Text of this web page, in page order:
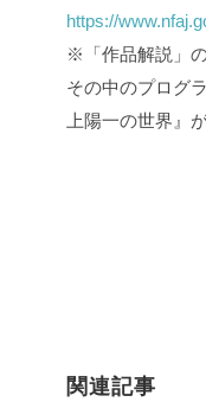
https://
※「作品解説」
その中のプログ
上陽一の世界』
関連記事